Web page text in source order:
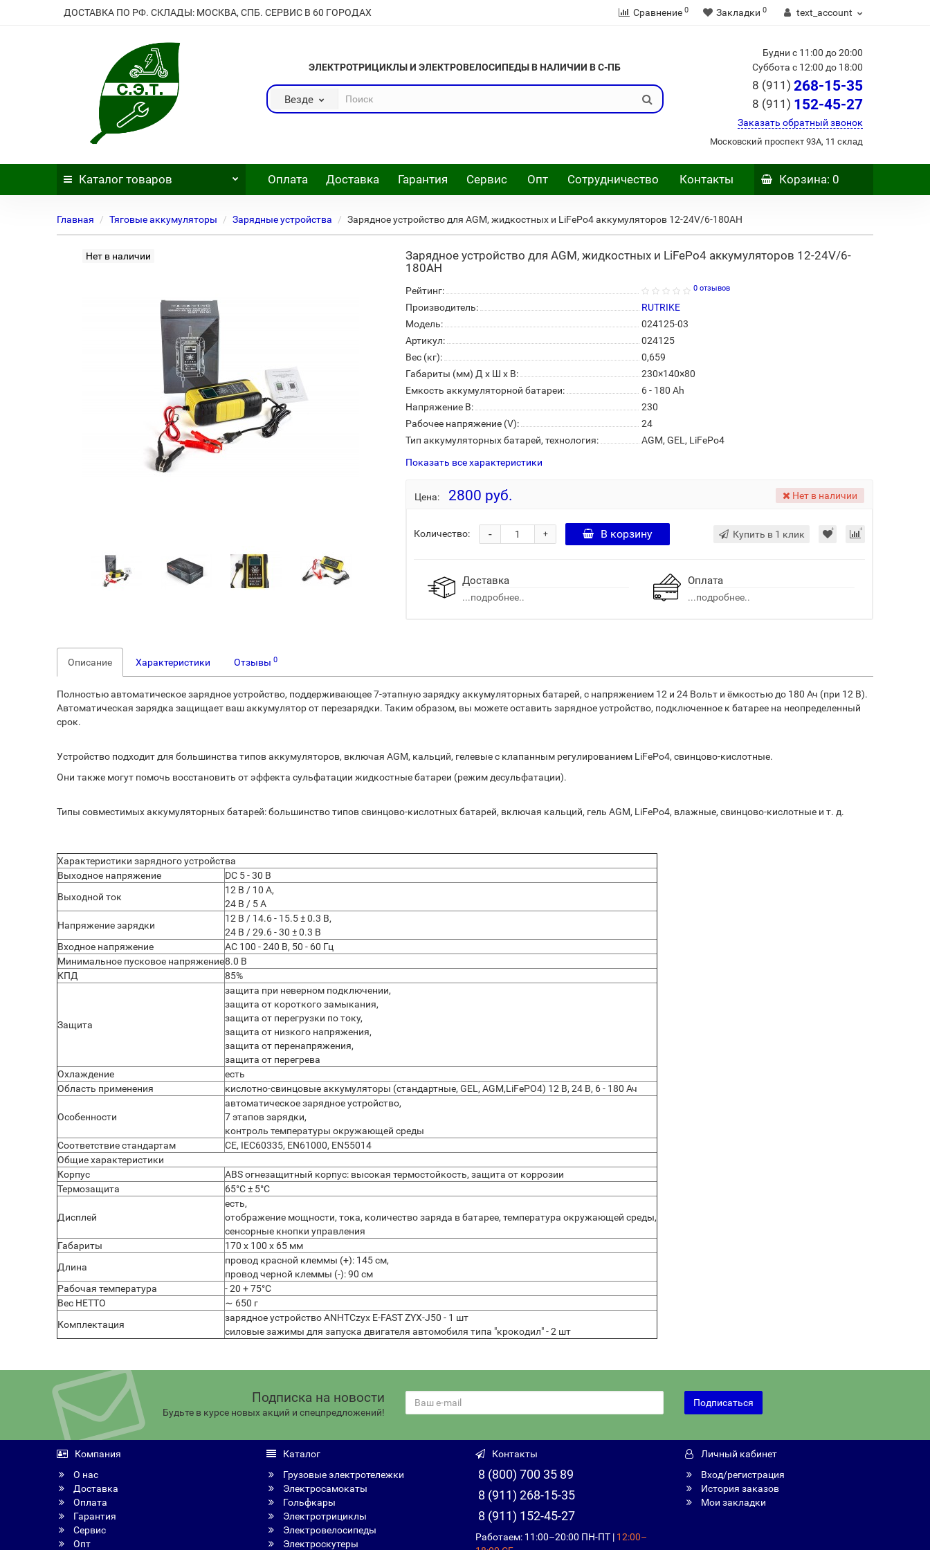
ДОСТАВКА ПО РФ. СКЛАДЫ: МОСКВА, СПБ. СЕРВИС В 60 ГОРОДАХ Сравнение 0 Закладки 0 text_account
ЭЛЕКТРОТРИЦИКЛЫ И ЭЛЕКТРОВЕЛОСИПЕДЫ В НАЛИЧИИ В С-ПБ
Везде
Будни с 11:00 до 20:00
Суббота с 12:00 до 18:00
8 (911) 268-15-35
8 (911) 152-45-27
Заказать обратный звонок
Московский проспект 93А, 11 склад
Каталог товаров Оплата Доставка Гарантия Сервис Опт Сотрудничество Контакты Корзина: 0
Главная Тяговые аккумуляторы Зарядные устройства Зарядное устройство для AGM, жидкостных и LiFePo4 аккумуляторов 12-24V/6-180AН
Нет в наличии
Зарядное устройство для AGM, жидкостных и LiFePo4 аккумуляторов 12-24V/6-
180AН
Рейтинг: 0 отзывов
Производитель:
RUTRIKE
Модель:
024125-03
Артикул:
024125
Вес (кг):
0,659
Габариты (мм) Д x Ш x В:
230×140×80
Емкость аккумуляторной батареи:
6 - 180 Ah
Напряжение В:
230
Рабочее напряжение (V):
24
Тип аккумуляторных батарей, технология:
AGM, GEL, LiFePo4
Показать все характеристики
Цена: 2800 руб. Нет в наличии
Количество: +
- В корзину Купить в 1 клик
Доставка
...подробнее..
Оплата
...подробнее..
Описание Характеристики Отзывы0
Полностью автоматическое зарядное устройство, поддерживающее 7-этапную зарядку аккумуляторных батарей, с напряжением 12 и 24 Вольт и ёмкостью до 180 Ач (при 12 В).
Автоматическая зарядка защищает ваш аккумулятор от перезарядки. Таким образом, вы можете оставить зарядное устройство, подключенное к батарее на неопределенный
срок.
Устройство подходит для большинства типов аккумуляторов, включая AGM, кальций, гелевые с клапанным регулированием LiFePo4, свинцово-кислотные.
Они также могут помочь восстановить от эффекта сульфатации жидкостные батареи (режим десульфатации).
Типы совместимых аккумуляторных батарей: большинство типов свинцово-кислотных батарей, включая кальций, гель AGM, LiFePo4, влажные, свинцово-кислотные и т. д.
Характеристики зарядного устройства
Выходное напряжение
DC 5 - 30 В
Выходной ток
12 В / 10 А,
24 В / 5 А
Напряжение зарядки
12 В / 14.6 - 15.5 ± 0.3 В,
24 В / 29.6 - 30 ± 0.3 В
Входное напряжение
AC 100 - 240 В, 50 - 60 Гц
Минимальное пусковое напряжение8.0 В
КПД
85%
Защита
защита при неверном подключении,
защита от короткого замыкания,
защита от перегрузки по току,
защита от низкого напряжения,
защита от перенапряжения,
защита от перегрева
Охлаждение
есть
Область применения
кислотно-свинцовые аккумуляторы (стандартные, GEL, AGM,LiFePO4) 12 В, 24 В, 6 - 180 Ач
Особенности
автоматическое зарядное устройство,
7 этапов зарядки,
контроль температуры окружающей среды
Соответствие стандартам
CE, IEC60335, EN61000, EN55014
Общие характеристики
Корпус
ABS огнезащитный корпус: высокая термостойкость, защита от коррозии
Термозащита
65°С ± 5°С
Дисплей
есть,
отображение мощности, тока, количество заряда в батарее, температура окружающей среды,
сенсорные кнопки управления
Габариты
170 х 100 х 65 мм
Длина
провод красной клеммы (+): 145 см,
провод черной клеммы (-): 90 см
Рабочая температура
- 20 + 75°C
Вес НЕТТО
∼ 650 г
Комплектация
зарядное устройство ANHTCzyx E-FAST ZYX-J50 - 1 шт
силовые зажимы для запуска двигателя автомобиля типа "крокодил" - 2 шт
Подписка на новости
Будьте в курсе новых акций и спецпредложений!
Подписаться
Компания
О нас
Доставка
Оплата
Гарантия
Сервис
Опт
Каталог
Грузовые электротележки
Электросамокаты
Гольфкары
Электротрициклы
Электровелосипеды
Электроскутеры
Контакты
8 (800) 700 35 89
8 (911) 268-15-35
8 (911) 152-45-27
Работаем: 11:00–20:00 ПН-ПТ | 12:00–
Личный кабинет
Вход/регистрация
История заказов
Мои закладки